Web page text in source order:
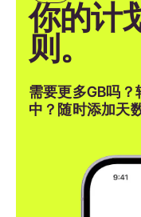
你的计
则。
需要更多GB吗
中？随时添加天